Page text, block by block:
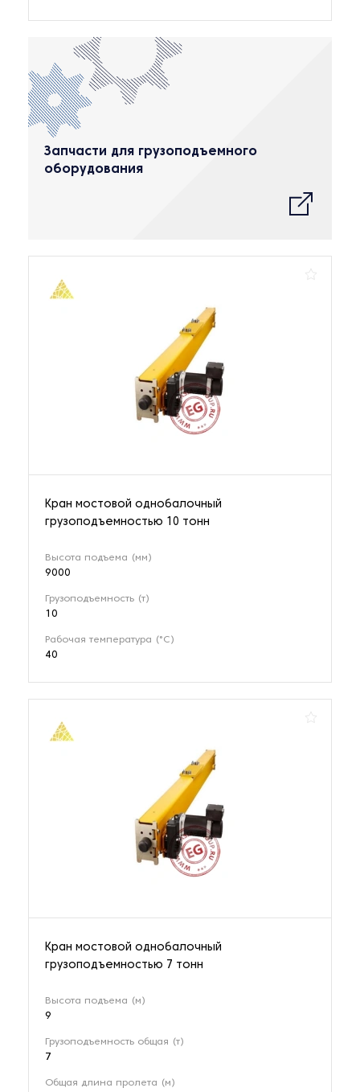
Запчасти для грузоподъемного
оборудования
Кран мостовой однобалочный
грузоподъемностью 10 тонн
Высота подъема (мм)
9000
Грузоподъемность (т)
10
Рабочая температура (°C)
40
Кран мостовой однобалочный
грузоподъемностью 7 тонн
Высота подъема (м)
9
Грузоподъемность общая (т)
7
Общая длина пролета (м)